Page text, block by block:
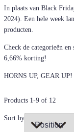
In plaats van Black
2024). Een hele week
producten.
Check de categorieën
6,66% korting!
HORNS UP, GEAR UP!
Products 1-9 of 12
Sort by